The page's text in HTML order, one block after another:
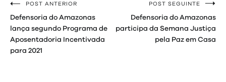
Navegação
de
Post
POST ANTERIOR
Defensoria do Amazonas
lança segundo Programa de
Aposentadoria Incentivada
para 2021
POST SEGUINTE
Defensoria do Amazonas
participa da Semana Justiça
pela Paz em Casa